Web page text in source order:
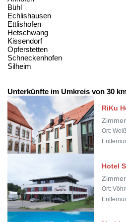
Bühl
Echlishausen
Ettlishofen
Hetschwang
Kissendorf
Opferstetten
Schneckenhofen
Silheim
Unterkünfte im Umkreis von 30
RiKu
Ort:
Hotel
Ort: